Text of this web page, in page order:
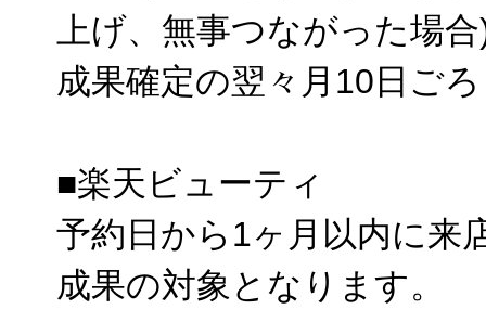
上げ、無事つながった場
成果確定の翌々月10日ご
■楽天ビューティ
予約日から1ヶ月以内に来
成果の対象となります。